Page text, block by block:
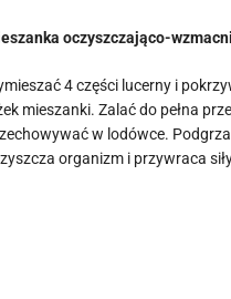
oczyszczająco-
4 części lucerny i
mieszanki. Zalać do pełna
w lodówce.
organizm i przywraca